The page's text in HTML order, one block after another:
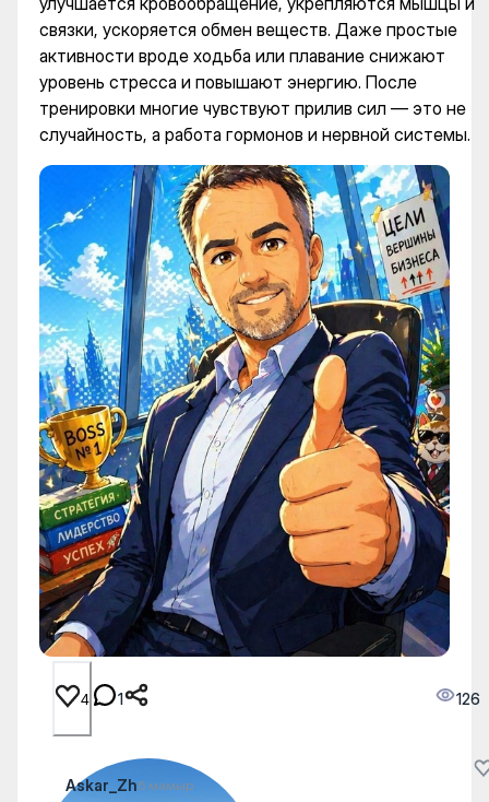
связки, ускоряется обмен веществ. Даже простые
активности вроде ходьба или плавание снижают
уровень стресса и повышают энергию. После
тренировки многие чувствуют прилив сил — это не
случайность, а работа гормонов и нервной системы.
4 1 126
Askar_Zh6 мамыр